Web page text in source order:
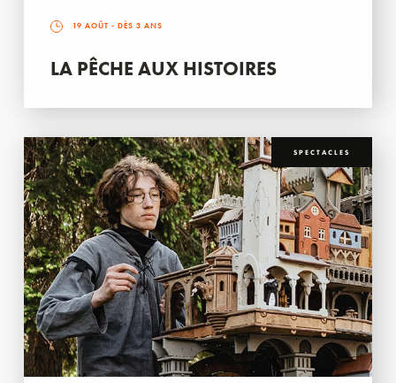
19 AOÛT - DÈS 3 ANS
LA PÊCHE AUX HISTOIRES
SPECTACLES